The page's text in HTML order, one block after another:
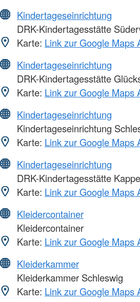
Kindertageseinrichtung
DRK-Kindertagesstätte
Karte: Link zur Google Maps
Kindertageseinrichtung
DRK-Kindertagesstätte
Karte: Link zur Google Maps
Kindertageseinrichtung
Kindertageseinrichtung
Karte: Link zur Google Maps
Kindertageseinrichtung
DRK-Kindertagesstätte
Karte: Link zur Google Maps
Kleidercontainer
Kleidercontainer
Karte: Link zur Google Maps
Kleiderkammer
Kleiderkammer Schleswig
Karte: Link zur Google Maps